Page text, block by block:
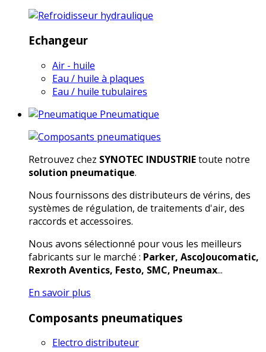
Echangeur
Air - huile
Eau / huile à plaques
Eau / huile tubulaires
Pneumatique
Retrouvez chez SYNOTEC INDUSTRIEtoute notre
solution pneumatique.
Nous fournissons des distributeurs de vérins, des
systèmes de régulation, de traitements d'air, des
raccords et accessoires.
Nous avons sélectionné pour vous les meilleurs
fabricants sur le marché : Parker, AscoJoucomatic,
Rexroth Aventics, Festo, SMC, Pneumax...
En savoir plus
Composants pneumatiques
Electro distributeur